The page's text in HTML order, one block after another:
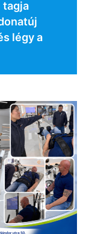
tagja
légy a